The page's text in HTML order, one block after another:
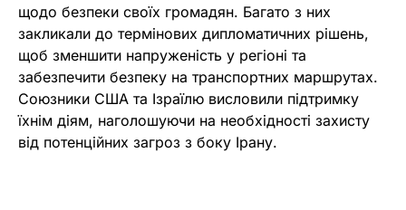
щодо безпеки своїх громадян. Багато з них
закликали до термінових дипломатичних рішень,
щоб зменшити напруженість у регіоні та
забезпечити безпеку на транспортних маршрутах.
Союзники США та Ізраїлю висловили підтримку
їхнім діям, наголошуючи на необхідності захисту
від потенційних загроз з боку Ірану.